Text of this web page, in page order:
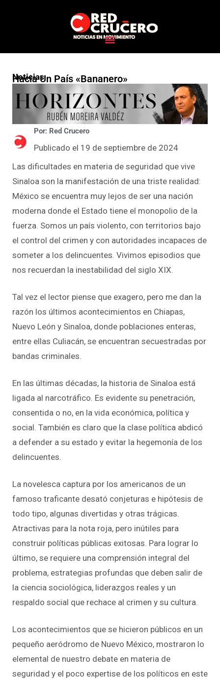
Noticias
Hacia Un País «bananero»
Por: Red Crucero
Publicado el 19 de septiembre de 2024
Las dificultades en materia de seguridad que vive
Sinaloa son la manifestación de una triste realidad:
México se encuentra muy lejos de ser una nación
moderna donde el Estado tiene el monopolio de la
fuerza. Somos un país violento, con territorios bajo
el control del crimen y con autoridades incapaces de
someter a los delincuentes. Vivimos episodios que
nos recuerdan la inestabilidad del siglo XIX.
Tal vez el lector piense que exagero, pero me dan la
razón los últimos acontecimientos en Chiapas,
Nuevo León y Sinaloa, donde poblaciones enteras,
entre ellas Culiacán, se encuentran secuestradas por
bandas criminales.
En las últimas décadas, la historia de Sinaloa está
ligada al narcotráfico. Es evidente su penetración,
consentida o no, en la vida económica, política y
social. También es claro que la clase política abdicó
a defender a su estado y evitar la hegemonía de los
delincuentes.
La novelesca captura por los americanos de un
famoso traficante desató conjeturas e hipótesis de
todo tipo, algunas divertidas y otras trágicas.
Atractivas para la nota roja, pero inútiles para
construir políticas públicas exitosas. Para lograr lo
último, se requiere una comprensión integral del
problema, estrategias profundas que deben salir de
la ciencia sociológica, liderazgos reales y un
respaldo social que rechace al crimen y su cultura.
Los acontecimientos que se hicieron públicos en un
pequeño aeródromo de Nuevo México, mostraron lo
elemental de nuestro debate en materia de
seguridad y el poco expertise de los políticos en este